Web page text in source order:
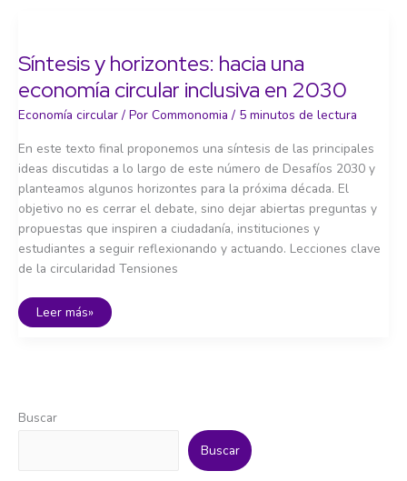
Buscar
Buscar
qué
costes?
Síntesis y horizontes: hacia una
economía circular inclusiva en 2030
Economía circular / Por Commonomia / 5 minutos de lectura
En este texto final proponemos una síntesis de las principales
ideas discutidas a lo largo de este número de Desafíos 2030 y
planteamos algunos horizontes para la próxima década. El
objetivo no es cerrar el debate, sino dejar abiertas preguntas y
propuestas que inspiren a ciudadanía, instituciones y
estudiantes a seguir reflexionando y actuando. Lecciones clave
de la circularidad Tensiones
Síntesis
y
2030
Leer más»